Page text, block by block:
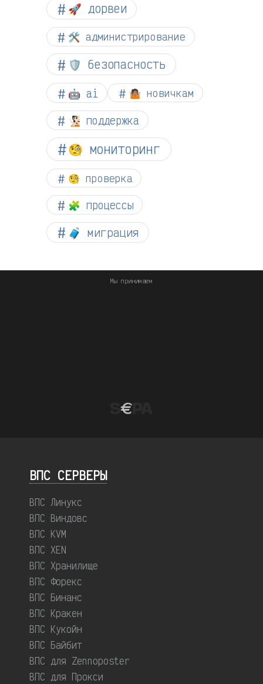
🚀 дорвеи
🛠️ администрирование
🛡️ безопасность
🤖 ai 🤷🏽 новичкам
🧏🏻 поддержка
🧐 мониторинг
🧐 проверка
🧩 процессы
🧳 миграция
Мы принимаем
ВПС СЕРВЕРЫ
ВПС Линукс
ВПС Виндовс
ВПС KVM
ВПС XEN
ВПС Хранилище
ВПС Форекс
ВПС Бинанс
ВПС Кракен
ВПС Кукойн
ВПС Байбит
ВПС для Zennoposter
ВПС для Прокси